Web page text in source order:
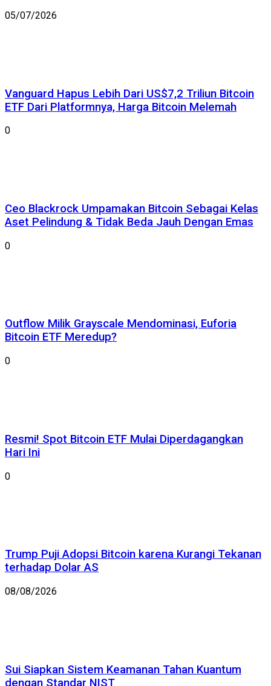
05/07/2026
Vanguard Hapus Lebih Dari US$7,2 Triliun Bitcoin
ETF Dari Platformnya, Harga Bitcoin Melemah
0
Ceo Blackrock Umpamakan Bitcoin Sebagai Kelas
Aset Pelindung & Tidak Beda Jauh Dengan Emas
0
Outflow Milik Grayscale Mendominasi, Euforia
Bitcoin ETF Meredup?
0
Resmi! Spot Bitcoin ETF Mulai Diperdagangkan
Hari Ini
0
Trump Puji Adopsi Bitcoin karena Kurangi Tekanan
terhadap Dolar AS
08/08/2026
Sui Siapkan Sistem Keamanan Tahan Kuantum
dengan Standar NIST